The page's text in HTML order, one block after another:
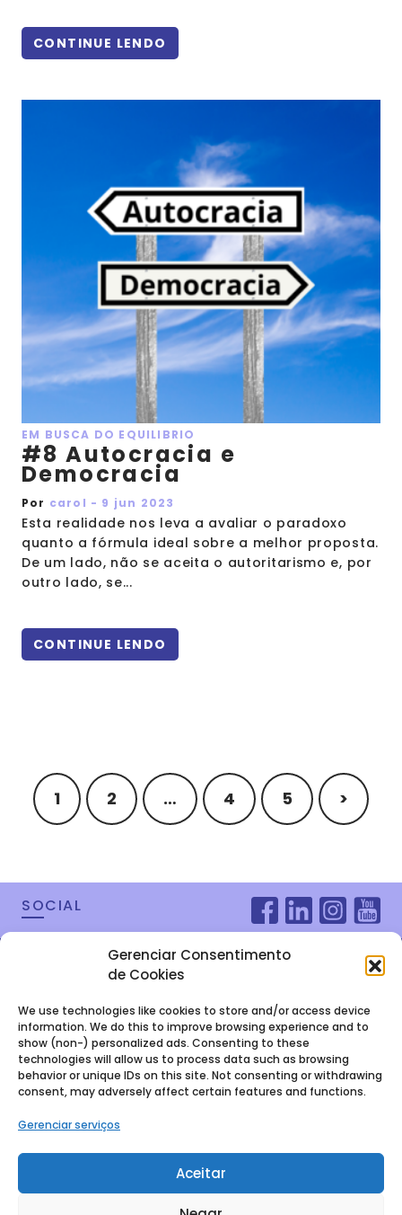
Gerenciar Consentimento
de Cookies
We use technologies like cookies to store and/or access device
information. We do this to improve browsing experience and to
show (non-) personalized ads. Consenting to these
technologies will allow us to process data such as browsing
behavior or unique IDs on this site. Not consenting or withdrawing
consent, may adversely affect certain features and functions.
Gerenciar serviços
Aceitar
CONTINUE LENDO
EM BUSCA DO EQUILIBRIO
#8 Autocracia e
Democracia
Por carol - 9 jun 2023
Esta realidade nos leva a avaliar o paradoxo
quanto a fórmula ideal sobre a melhor proposta.
De um lado, não se aceita o autoritarismo e, por
outro lado, se...
CONTINUE LENDO
1 2 … 4 5 >
SOCIAL
Baixe nosso E-book